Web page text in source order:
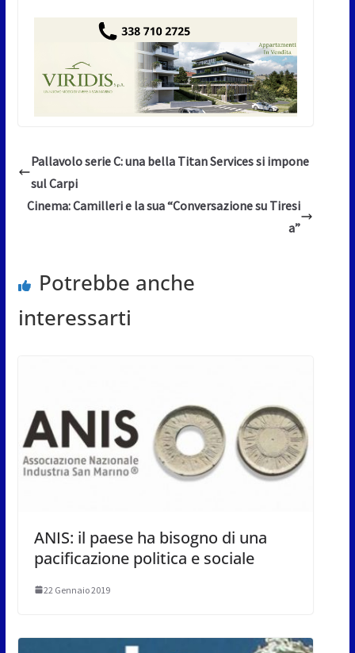
Pallavolo serie C: una bella Titan Services si impone
sul Carpi
Cinema: Camilleri e la sua “Conversazione su Tiresi
a”
Potrebbe anche
interessarti
ANIS: il paese ha bisogno di una
pacificazione politica e sociale
22 Gennaio 2019